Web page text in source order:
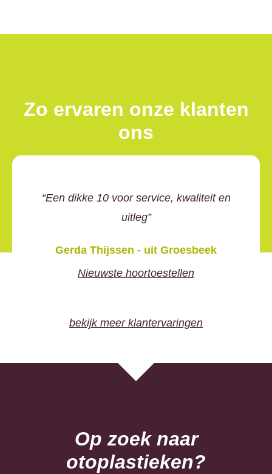
Zo ervaren onze klanten
ons
Een dikke 10 voor service, kwaliteit en
uitleg
Gerda Thijssen - uit Groesbeek
Nieuwste hoortoestellen
bekijk meer klantervaringen
Op zoek naar
otoplastieken?